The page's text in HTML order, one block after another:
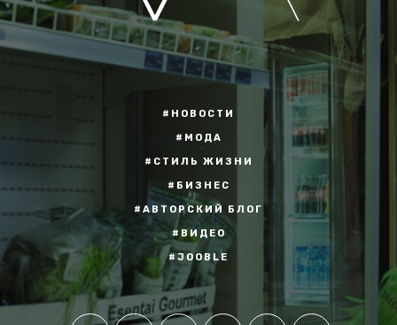
#НОВОСТИ
#МОДА
#СТИЛЬ ЖИЗНИ
#БИЗНЕС
#АВТОРСКИЙ БЛОГ
#ВИДЕО
#JOOBLE